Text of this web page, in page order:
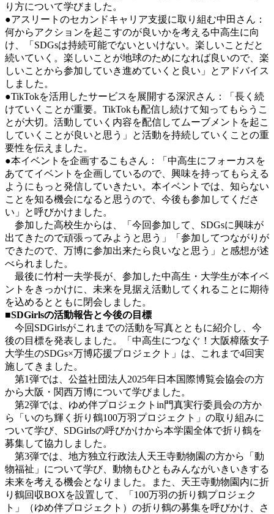
り方について学びました。
●アスリートのセカンドキャリア支援に取り組む中田さん：
何からアクションを起こすのが良いかを考える中高生に向
け、「SDGsは持続可能でないといけない。楽しいことだと
続いていく。楽しいことが地球のためになれば良いので、楽
しいことから参加していき進めていくと良い」とアドバイス
しました。
●TikTokを活用したサービスを展開する深沢さん：「長く続
けていくことが重要。TikTokも配信し続けて知ってもらうこ
とが大切。活動していく内容を配信してムーブメントを起こ
していくことが良いと思う」と活動を持続していくことの重
要性を伝えました。
●本イベントを企画するこもさん：「中高生にフォーカスを
あててイベントを企画しているので、興味を持ってもらえる
ようにもっと発信していきたい。本イベントでは、知らない
ことを知る機会になると思うので、今後も参加してくださ
い」と呼びかけました。
参加した高校生からは、「今回参加して、SDGsに興味が
出てきたので頑張ってみようと思う」「参加してつながりが
できたので、万博に参加出来たら良いなと思う」と感想が述
べられました。
最後に竹村一夫学長が、参加した中高生・大学生が本イベ
ントをきっかけに、未来を見据え活動してくれることに期待
を込めるとともに閉会しました。
■SDGirlsの活動報告と今後の目標
今回SDGirlsがこれまでの活動を写真とともに紹介し、今
後の目標を発表しました。「中高生につなぐ！大阪樟蔭女子
大学生のSDGs×万博応援プロジェクト」は、これまで4回実
施してきました。
第1弾では、公益社団法人2025年日本国際博覧会協会の方
から大阪・関西万博について学びました。
第2弾では、ゆめ伴プロジェクトin門真実行委員会の方か
ら「いのち輝く折り鶴100万羽プロジェクト」の取り組みに
ついて学び、SDGirlsの呼びかけから本学園全体で折り鶴を
募集して協力しました。
第3弾では、地方独立行政法人天王寺動物園の方から「動
物福祉」について学び、動物もひともみんながいきいきする
未来を考える機会となりました。また、天王寺動物園内に折
り鶴回収BOXを設置して、「100万羽の折り鶴プロジェク
ト」（ゆめ伴プロジェクト）の折り鶴の募集を呼びかけ、さ